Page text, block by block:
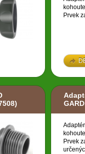
Prvek
Prvek